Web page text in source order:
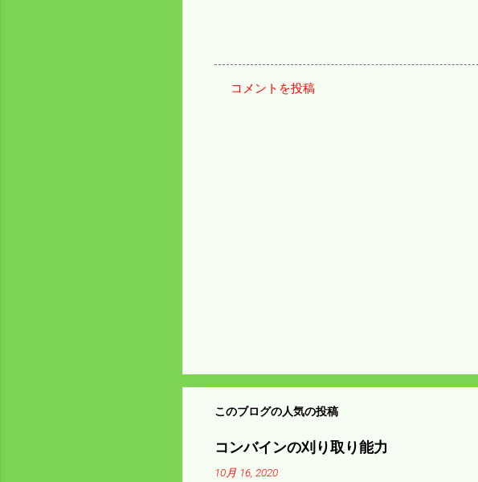
コメントを投稿
このブログの人気の投稿
コンバインの刈り取り能力
10月 16, 2020